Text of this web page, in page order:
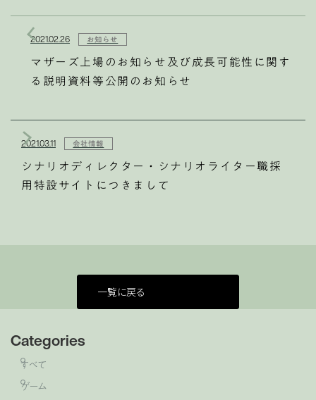
Categories
すべて
ゲーム
2021.02.26 お知らせ
マザーズ上場のお知らせ及び成長可能性に関す
る説明資料等公開のお知らせ
2021.03.11 会社情報
シナリオディレクター・シナリオライター職採
用特設サイトにつきまして
一覧に戻る